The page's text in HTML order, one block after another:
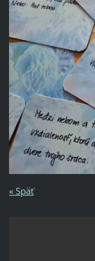
« Späť